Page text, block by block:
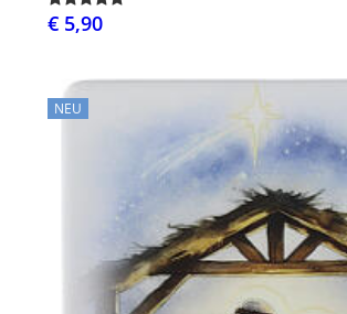
€ 5,90
NEU